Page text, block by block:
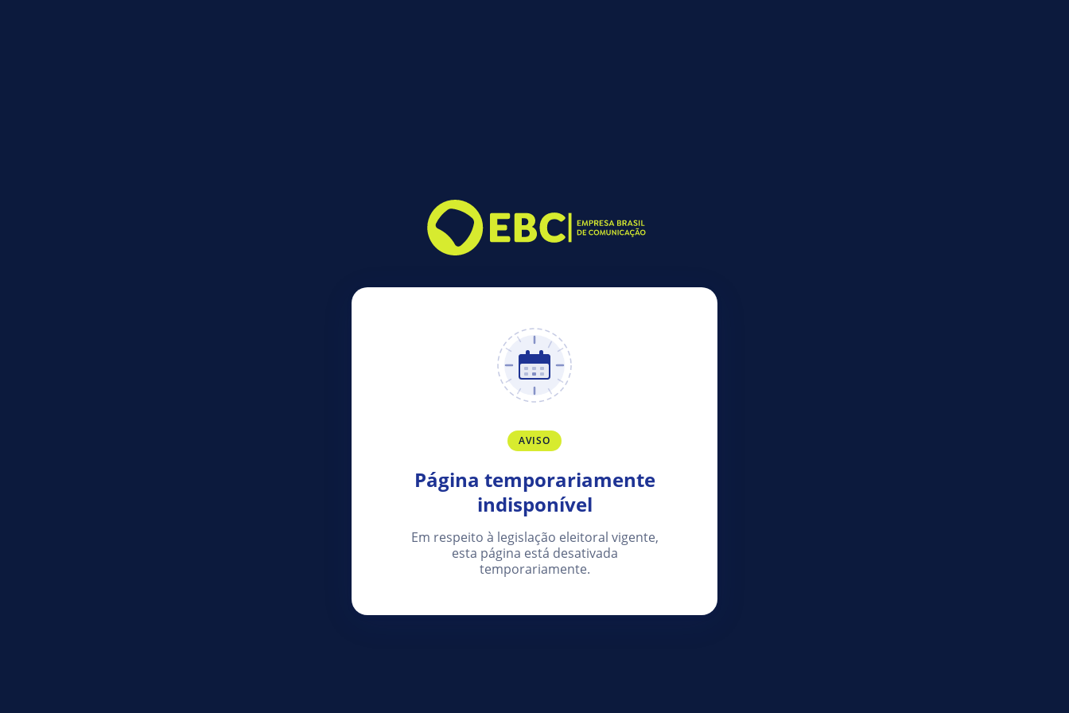
AVISO
Página temporariamente
indisponível
Em respeito à legislação eleitoral vigente,
esta página está desativada
temporariamente.